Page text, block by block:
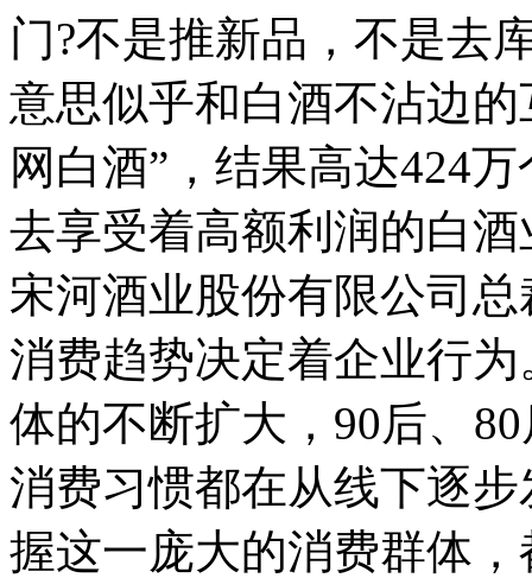
门?不是推新品，不是去
意思似乎和白酒不沾边
网白酒”，结果高达424
去享受着高额利润的白
宋河酒业股份有限公司
消费趋势决定着企业行
体的不断扩大，90后、
消费习惯都在从线下逐
握这一庞大的消费群体